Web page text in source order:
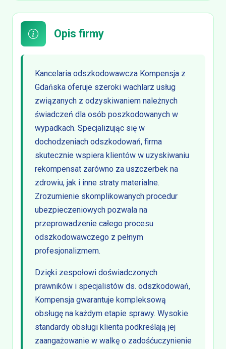
Opis firmy
Kancelaria odszkodowawcza Kompensja z
Gdańska oferuje szeroki wachlarz usług
związanych z odzyskiwaniem należnych
świadczeń dla osób poszkodowanych w
wypadkach. Specjalizując się w
dochodzeniach odszkodowań, firma
skutecznie wspiera klientów w uzyskiwaniu
rekompensat zarówno za uszczerbek na
zdrowiu, jak i inne straty materialne.
Zrozumienie skomplikowanych procedur
ubezpieczeniowych pozwala na
przeprowadzenie całego procesu
odszkodowawczego z pełnym
profesjonalizmem.
Dzięki zespołowi doświadczonych
prawników i specjalistów ds. odszkodowań,
Kompensja gwarantuje kompleksową
obsługę na każdym etapie sprawy. Wysokie
standardy obsługi klienta podkreślają jej
zaangażowanie w walkę o zadośćuczynienie